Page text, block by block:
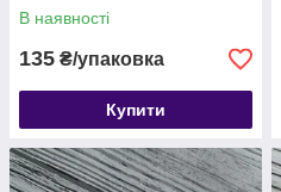
В наявності
135 ₴/упаковка
Купити